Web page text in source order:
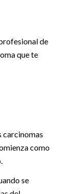
de
que te
carcinomas
como
se